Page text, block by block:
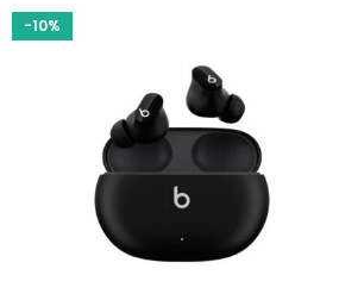
-10%